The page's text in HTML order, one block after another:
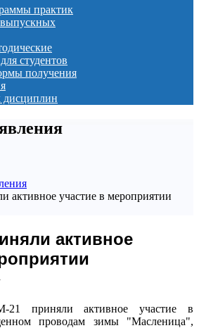
практик
студентов
получения
дисциплин
активное участие в мероприятии
активное
21 приняли активное участие в
проводам зимы "Масленица",